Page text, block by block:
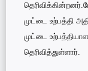
முட்டை உற்பத்தி
முட்டை
தெரிவித்துள்ளார்.